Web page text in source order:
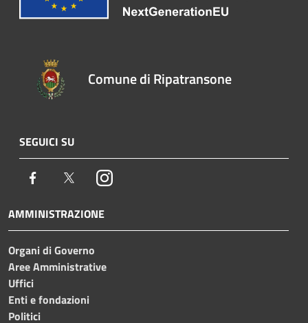
Comune di Ripatransone
SEGUICI SU
Facebook TwitterInstagram
AMMINISTRAZIONE
Organi di Governo
Aree Amministrative
Uffici
Enti e fondazioni
Politici